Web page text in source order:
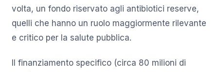
volta, un fondo riservato agli antibiotici reserve,
quelli che hanno un ruolo maggiormente rilevante
e critico per la salute pubblica.
Il finanziamento specifico (circa 80 milioni di